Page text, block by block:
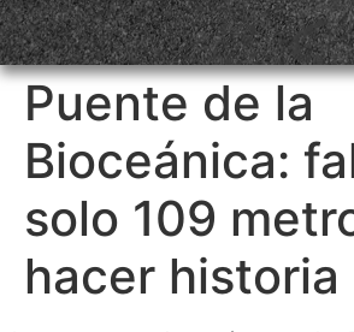
Puente de la
Bioceánica:
solo 109
hacer historia